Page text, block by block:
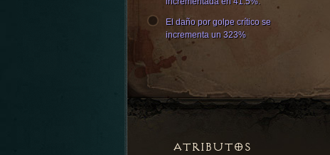
El daño por golpe crítico se
incrementa un 323%
ATRIBUTOS